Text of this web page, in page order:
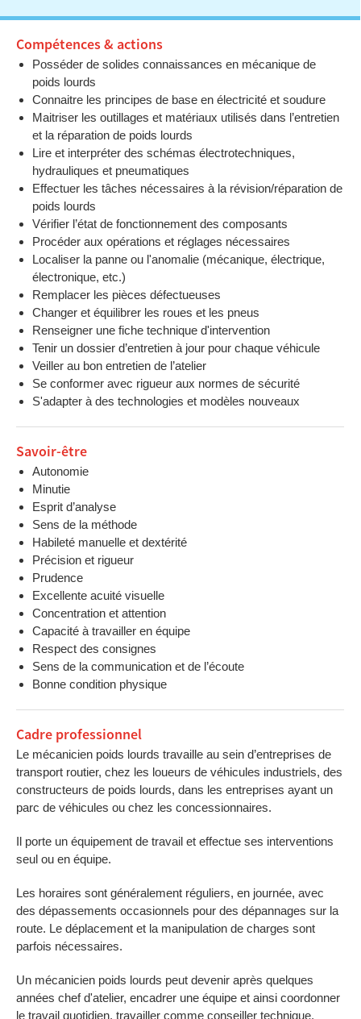
Compétences & actions
Posséder de solides connaissances en mécanique de
poids lourds
Connaitre les principes de base en électricité et soudure
Maitriser les outillages et matériaux utilisés dans l’entretien
et la réparation de poids lourds
Lire et interpréter des schémas électrotechniques,
hydrauliques et pneumatiques
Effectuer les tâches nécessaires à la révision/réparation de
poids lourds
Vérifier l’état de fonctionnement des composants
Procéder aux opérations et réglages nécessaires
Localiser la panne ou l'anomalie (mécanique, électrique,
électronique, etc.)
Remplacer les pièces défectueuses
Changer et équilibrer les roues et les pneus
Renseigner une fiche technique d'intervention
Tenir un dossier d’entretien à jour pour chaque véhicule
Veiller au bon entretien de l’atelier
Se conformer avec rigueur aux normes de sécurité
S'adapter à des technologies et modèles nouveaux
Savoir-être
Autonomie
Minutie
Esprit d’analyse
Sens de la méthode
Habileté manuelle et dextérité
Précision et rigueur
Prudence
Excellente acuité visuelle
Concentration et attention
Capacité à travailler en équipe
Respect des consignes
Sens de la communication et de l’écoute
Bonne condition physique
Cadre professionnel
Le mécanicien poids lourds travaille au sein d’entreprises de
transport routier, chez les loueurs de véhicules industriels, des
constructeurs de poids lourds, dans les entreprises ayant un
parc de véhicules ou chez les concessionnaires.
Il porte un équipement de travail et effectue ses interventions
seul ou en équipe.
Les horaires sont généralement réguliers, en journée, avec
des dépassements occasionnels pour des dépannages sur la
route. Le déplacement et la manipulation de charges sont
parfois nécessaires.
Un mécanicien poids lourds peut devenir après quelques
années chef d'atelier, encadrer une équipe et ainsi coordonner
le travail quotidien, travailler comme conseiller technique,